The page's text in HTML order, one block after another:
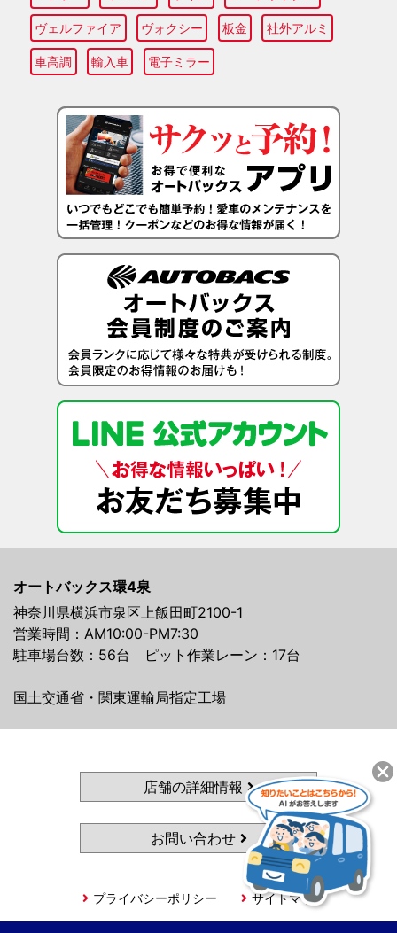
ヴェルファイア ヴォクシー 板金 社外アルミ
車高調 輸入車 電子ミラー
オートバックス環4泉
神奈川県横浜市泉区上飯田町2100-1
営業時間：AM10:00-PM7:30
駐車場台数：56台 ピット作業レーン：17台
国土交通省・関東運輸局指定工場
店舗の詳細情報
お問い合わせ
プライバシーポリシー サイトマップ